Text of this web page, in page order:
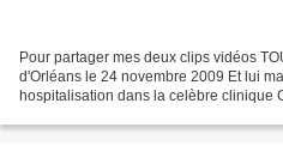
Pour partager mes deux clips vidéos
d'Orléans le 24 novembre 2009 Et lui
hospitalisation dans la celèbre clinique